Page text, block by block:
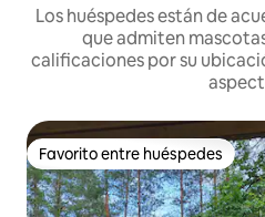
Los huéspedes están de
que admiten
calificaciones por su
Favorito entre huéspedes
Favorito entre huéspedes